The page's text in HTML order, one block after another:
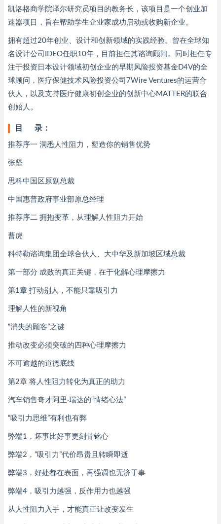
凯洛格商学院泽尔研究员项目的教务长，该项目是一个创业加
速器项目，旨在帮助学生企业家成功启动或收购新企业。
拥有超过20年创业、设计和创新领域的实践经验。曾在全球知
名设计公司IDEO任职10年，目前担任其谘询顾问。同时担任专
注于投资日本设计领域初创企业的早期风险投资基金D4V的全
球顾问，医疗保健技术风险投资公司7Wire Ventures的运营合
伙人，以及支持医疗健康初创企业的创新中心MATTER的联合
创始人。
目 录：
推荐序一 洞悉人性阻力，塑造你的销售优势
张坚
思科中国区原副总裁
中国惠普政府事业部原总经理
推荐序二 拥抱变革，从理解人性阻力开始
曹虎
科特勒谘询集团全球合伙人、大中华及新加坡区域总裁
第一部分 成败的真正关键，在于化解心理摩擦力
第1章 打动别人，不能只靠吸引力
理解人性的新视角
“消失的顾客”之谜
推动改变必须突破的四种心理摩擦力
不可逾越的道德底线
第2章 将人性阻力转化为真正的助力
汽车销售奇才阿里·瑞达的“情绪心法”
“吸引力思维”有利也有弊
弊端1，坏事比好事更刻骨铭心
弊端2，“吸引力”代价昂贵且转瞬即逝
弊端3，好处都在表面，再强调也无济于事
弊端4，吸引力越强，反作用力也越强
从人性阻力入手，才能真正让改变发生